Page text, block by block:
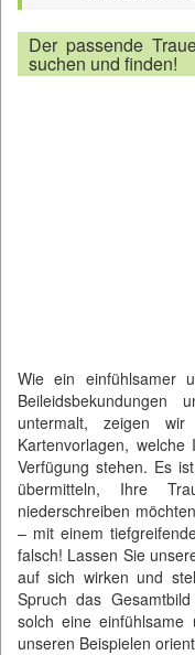
Der passende
suchen und finden!
Wie ein einfühlsamer
Beileidsbekundungen
untermalt, zeigen
Kartenvorlagen,
Verfügung stehen. Es
übermitteln, Ihre
niederschreiben
– mit einem
falsch! Lassen Sie
auf sich wirken und
Spruch das
solch eine
unseren Beispielen